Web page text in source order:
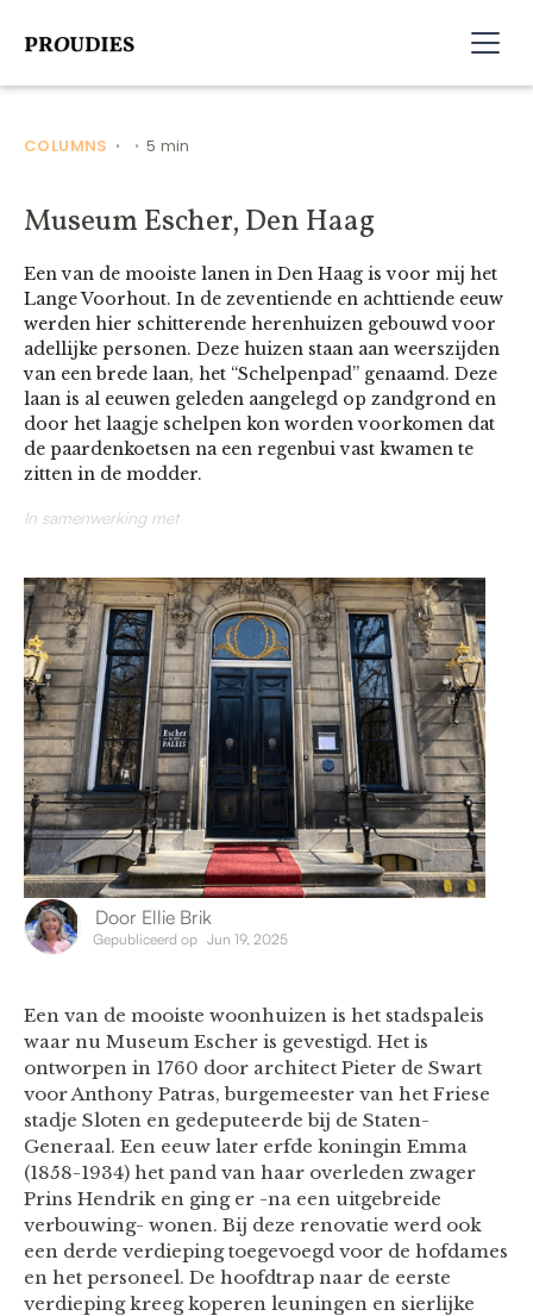
COLUMNS • • 5 min
Museum Escher, Den Haag
Een van de mooiste lanen in Den Haag is voor mij het
Lange Voorhout. In de zeventiende en achttiende eeuw
werden hier schitterende herenhuizen gebouwd voor
adellijke personen. Deze huizen staan aan weerszijden
van een brede laan, het “Schelpenpad” genaamd. Deze
laan is al eeuwen geleden aangelegd op zandgrond en
door het laagje schelpen kon worden voorkomen dat
de paardenkoetsen na een regenbui vast kwamen te
zitten in de modder.
In samenwerking met
Door Ellie Brik
Gepubliceerd op Jun 19, 2025
Een van de mooiste woonhuizen is het stadspaleis
waar nu Museum Escher is gevestigd. Het is
ontworpen in 1760 door architect Pieter de Swart
voor Anthony Patras, burgemeester van het Friese
stadje Sloten en gedeputeerde bij de Staten-
Generaal. Een eeuw later erfde koningin Emma
(1858-1934) het pand van haar overleden zwager
Prins Hendrik en ging er -na een uitgebreide
verbouwing- wonen. Bij deze renovatie werd ook
een derde verdieping toegevoegd voor de hofdames
en het personeel. De hoofdtrap naar de eerste
verdieping kreeg koperen leuningen en sierlijke